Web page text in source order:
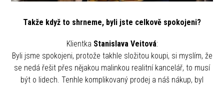
Takže když to shrneme, byli jste celkově spokojeni?
Klientka Stanislava Veitová:
Byli jsme spokojeni, protože takhle složitou koupi, si myslím, že
se nedá řešit přes nějakou malinkou realitní kancelář, to musí
být o lidech. Tenhle komplikovaný prodej a náš nákup, byl